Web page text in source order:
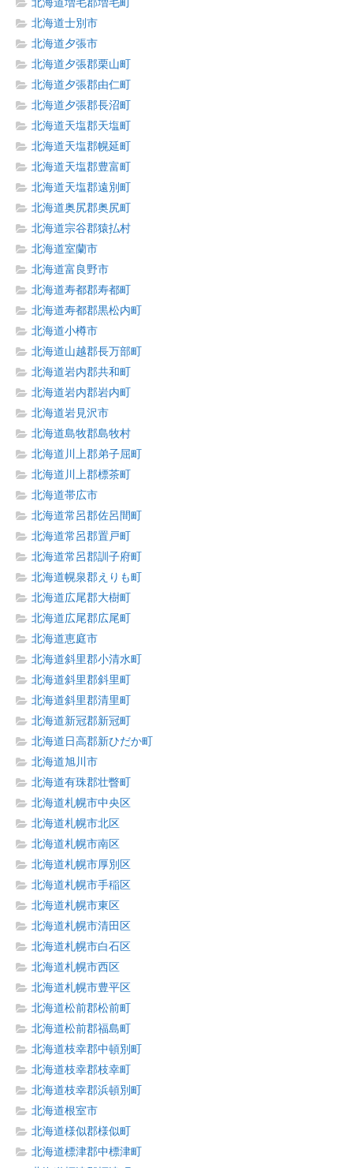
北海道増毛郡増毛町
北海道士別市
北海道夕張市
北海道夕張郡栗山町
北海道夕張郡由仁町
北海道夕張郡長沼町
北海道天塩郡天塩町
北海道天塩郡幌延町
北海道天塩郡豊富町
北海道天塩郡遠別町
北海道奥尻郡奥尻町
北海道宗谷郡猿払村
北海道室蘭市
北海道富良野市
北海道寿都郡寿都町
北海道寿都郡黒松内町
北海道小樽市
北海道山越郡長万部町
北海道岩内郡共和町
北海道岩内郡岩内町
北海道岩見沢市
北海道島牧郡島牧村
北海道川上郡弟子屈町
北海道川上郡標茶町
北海道帯広市
北海道常呂郡佐呂間町
北海道常呂郡置戸町
北海道常呂郡訓子府町
北海道幌泉郡えりも町
北海道広尾郡大樹町
北海道広尾郡広尾町
北海道恵庭市
北海道斜里郡小清水町
北海道斜里郡斜里町
北海道斜里郡清里町
北海道新冠郡新冠町
北海道日高郡新ひだか町
北海道旭川市
北海道有珠郡壮瞥町
北海道札幌市中央区
北海道札幌市北区
北海道札幌市南区
北海道札幌市厚別区
北海道札幌市手稲区
北海道札幌市東区
北海道札幌市清田区
北海道札幌市白石区
北海道札幌市西区
北海道札幌市豊平区
北海道松前郡松前町
北海道松前郡福島町
北海道枝幸郡中頓別町
北海道枝幸郡枝幸町
北海道枝幸郡浜頓別町
北海道根室市
北海道様似郡様似町
北海道標津郡中標津町